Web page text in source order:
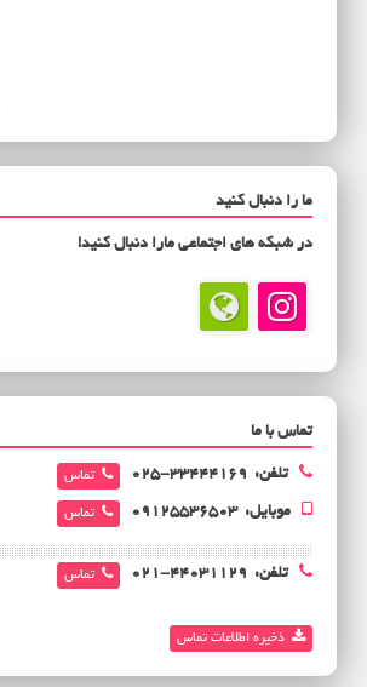
ما را دنبال کنید
در شبکه های اجتماعی مارا دنبال کنید!
تماس با ما
تلفن: تماس
موبایل: ‌09125536503 تماس
تلفن: تماس
ذخیره اطلاعات تماس